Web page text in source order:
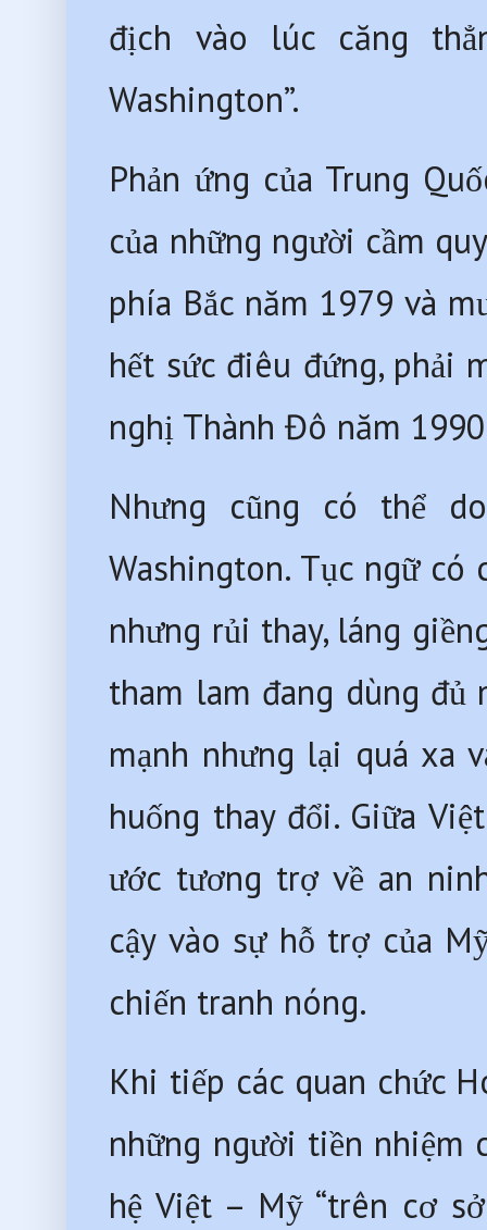
địch vào lúc căng
Washington”.
Phản ứng của Trung
của những người cầm
phía Bắc năm 1979 và
hết sức điêu đứng, phải
nghị Thành Đô năm
Nhưng cũng có thể
Washington. Tục ngữ có
nhưng rủi thay, láng
tham lam đang dùng đủ
mạnh nhưng lại quá xa
huống thay đổi. Giữa
ước tương trợ về an
cậy vào sự hỗ trợ của
chiến tranh nóng.
Khi tiếp các quan chức
những người tiền nhiệm
hệ Việt – Mỹ “trên cơ